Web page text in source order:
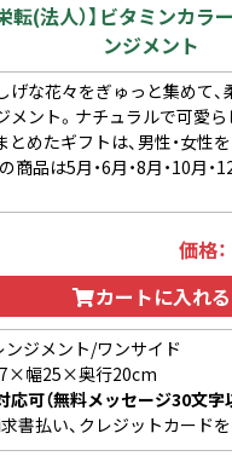
転(法人）】ビタミンカ
ンジメント
げな花々をぎゅっと集めて
メント。ナチュラルで可愛
とめたギフトは、男性・女性
商品は5月・6月・8月・10月
価格：
カートに入れる
ンジメント/ワンサイド
幅25×奥行20cm
可（無料メッセージ30文字
求書払い、クレジットカード